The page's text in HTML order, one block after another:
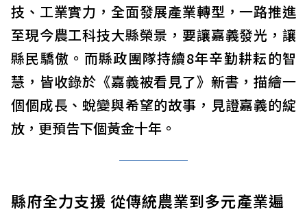
技、工業實力，全面發展產業轉型，一路推進
至現今農工科技大縣榮景，要讓嘉義發光，讓
縣民驕傲。而縣政團隊持續8年辛勤耕耘的智
慧，皆收錄於《嘉義被看見了》新書，描繪一
個個成長、蛻變與希望的故事，見證嘉義的綻
放，更預告下個黃金十年。
縣府全力支援 從傳統農業到多元產業遍